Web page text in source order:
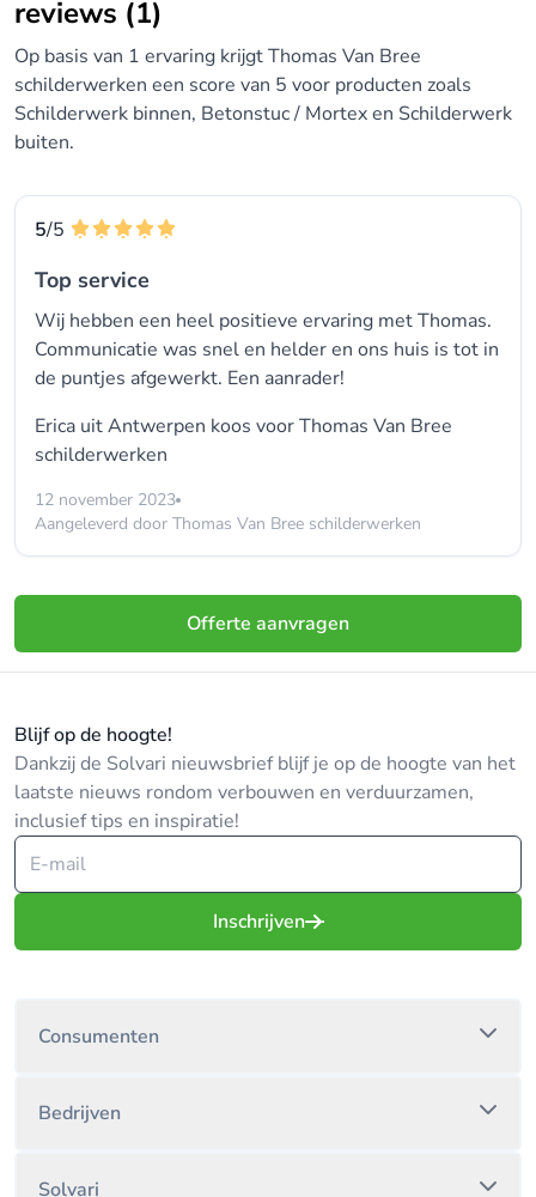
reviews (1)
Op basis van 1 ervaring krijgt Thomas Van Bree
schilderwerken een score van 5 voor producten zoals
Schilderwerk binnen, Betonstuc / Mortex en Schilderwerk
buiten.
5/5
Top service
Wij hebben een heel positieve ervaring met Thomas.
Communicatie was snel en helder en ons huis is tot in
de puntjes afgewerkt. Een aanrader!
Erica uit Antwerpen koos voorThomas Van Bree
schilderwerken
12 november 2023
Aangeleverd door Thomas Van Bree schilderwerken
Offerte aanvragen
Blijf op de hoogte!
Dankzij de Solvari nieuwsbrief blijf je op de hoogte van het
laatste nieuws rondom verbouwen en verduurzamen,
inclusief tips en inspiratie!
Inschrijven
Consumenten
Bedrijven
Solvari